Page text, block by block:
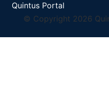
Quintus Portal
© Copyright 2026